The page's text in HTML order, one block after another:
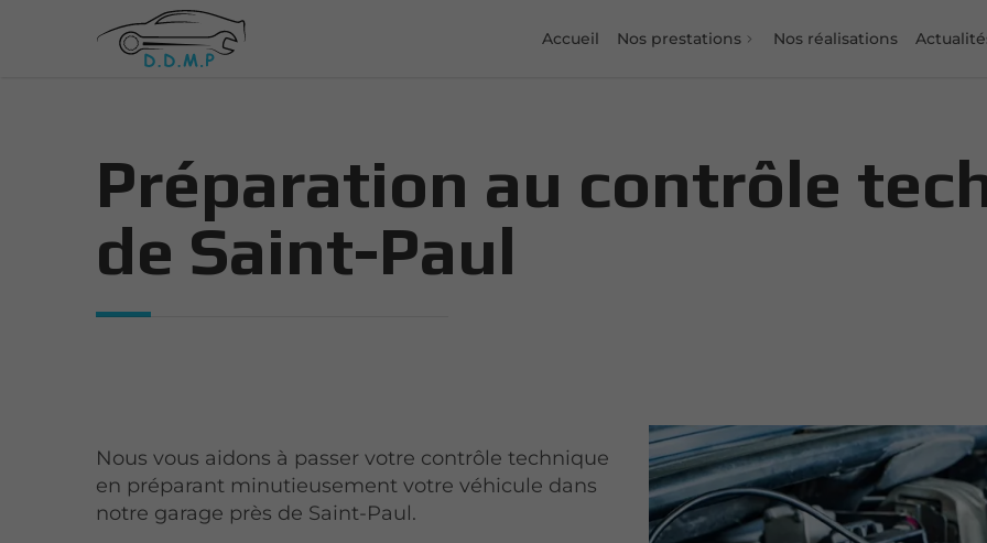
Accueil Nos prestations Nos réalisations
Préparation au contrôle
de Saint-Paul
Nous vous aidons à passer votre contrôle technique
en préparant minutieusement votre véhicule dans
notre garage près de Saint-Paul.